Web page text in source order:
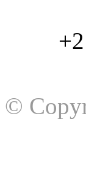
هاتف : 90/88 32 94 39 212+ فاكس : 11 19 94 39 212+
©